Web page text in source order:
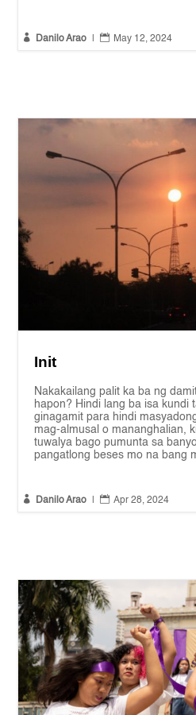
 Danilo Arao  May 12, 2024
Init
Nakakailang palit ka ba ng
hapon? Hindi lang ba isa kundi
ginagamit para hindi
mag-almusal o mananghalian,
tuwalya bago pumunta sa
pangatlong beses mo na bang
 Danilo Arao  Apr 28, 2024